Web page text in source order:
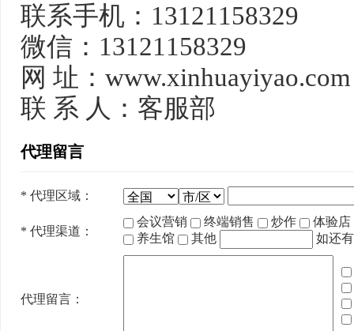
联系手机：13121158329
微信：13121158329
网 址：www.xinhuayiyao.com
联 系 人：客服部
代理留言
* 代理区域：
* 代理渠道：
会议营销 终端销售 炒作
体验店
养生馆
其他 如还
代理留言：